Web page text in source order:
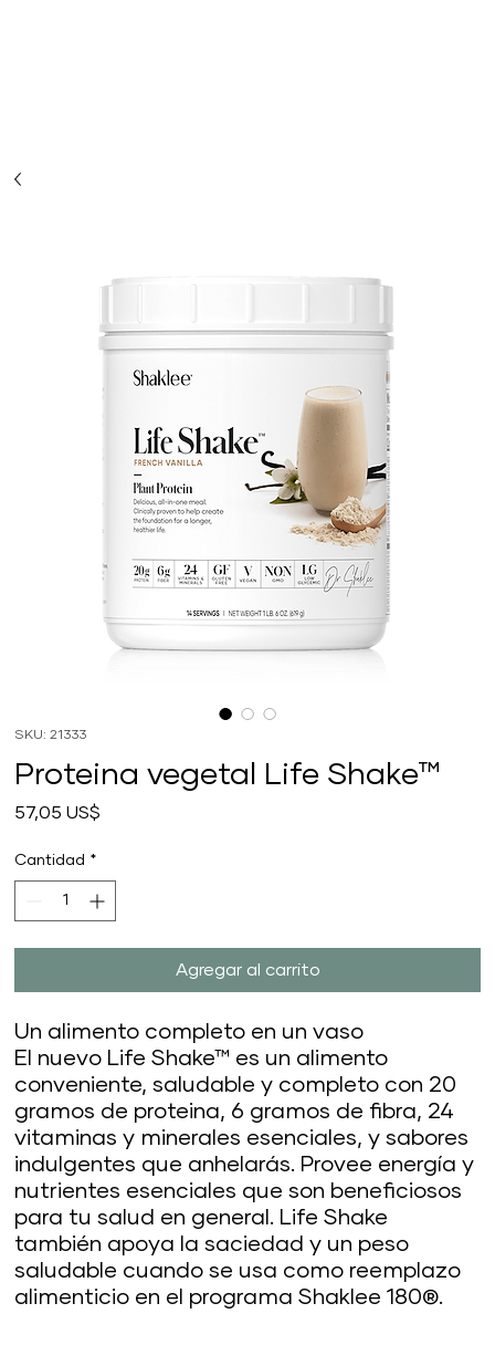
SKU: 21333
Proteina vegetal Life Shake™
57,05 US$
Cantidad *
Agregar al carrito
Un alimento completo en un vaso
El nuevo Life Shake™ es un alimento
conveniente, saludable y completo con 20
gramos de proteina, 6 gramos de fibra, 24
vitaminas y minerales esenciales, y sabores
indulgentes que anhelarás. Provee energía y
nutrientes esenciales que son beneficiosos
para tu salud en general. Life Shake
también apoya la saciedad y un peso
saludable cuando se usa como reemplazo
alimenticio en el programa Shaklee 180®.